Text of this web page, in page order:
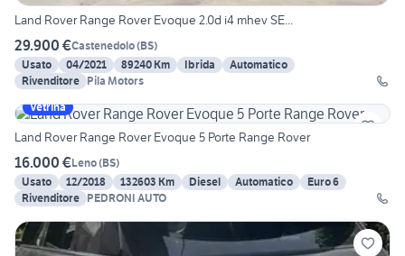
Land Rover Range Rover Evoque 2.0d i4 mhev SE...
29.900 €Castenedolo(BS)
Usato
04/2021 89240 Km Ibrida
Automatico
Rivenditore Pila Motors
Vetrina
Land Rover Range Rover Evoque 5 Porte Range Rover
16.000 €Leno(BS)
Usato
12/2018 132603 Km Diesel Automatico
Euro 6
Rivenditore PEDRONI AUTO